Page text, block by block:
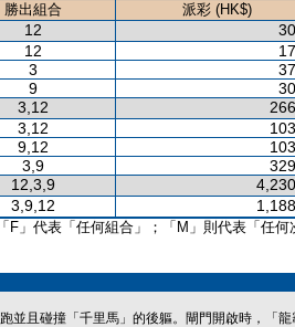
勝出組合
派彩 (HK$)
12
12
3
9
3,12
3,12
9,12
3,9
12,3,9
3,9,12
F」代表「任何組合」；「M」則代表「任何
跑並且碰撞「千里馬」的後軀。閘門開啟時，「